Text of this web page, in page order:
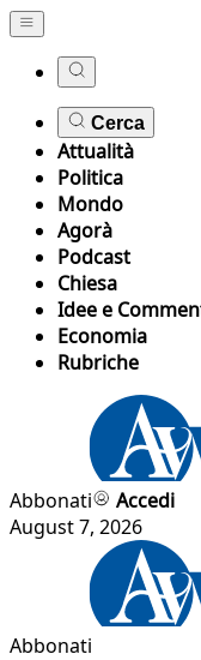
Cerca
Attualità
Politica
Mondo
Agorà
Podcast
Chiesa
Idee e
Economia
Rubriche
Abbonati
Accedi
August 7, 2026
Abbonati